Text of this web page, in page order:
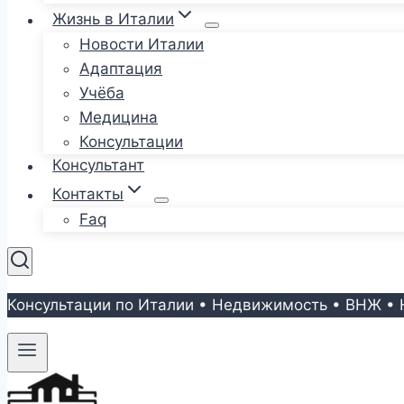
Жизнь в Италии
Новости Италии
Адаптация
Учёба
Медицина
Консультации
Консультант
Контакты
Faq
Консультации по Италии • Недвижимость • ВНЖ •